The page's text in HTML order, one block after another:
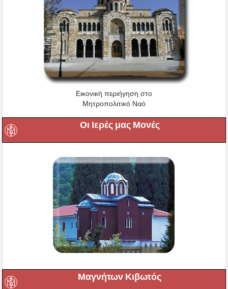
Εικονική περιήγηση στο
Μητροπολιτικό Ναό
Οι Ιερές μας Μονές
Μαγνήτων Κιβωτός